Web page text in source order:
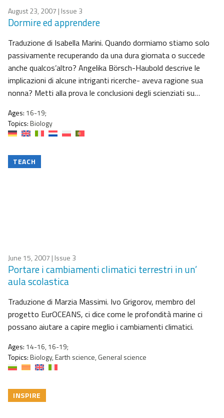
August 23, 2007 | Issue 3
Dormire ed apprendere
Traduzione di Isabella Marini. Quando dormiamo stiamo solo
passivamente recuperando da una dura giornata o succede
anche qualcos’altro? Angelika Börsch-Haubold descrive le
implicazioni di alcune intriganti ricerche- aveva ragione sua
nonna? Metti alla prova le conclusioni degli scienziati su…
Ages: 16-19;
Topics:Biology
TEACH
June 15, 2007 | Issue 3
Portare i cambiamenti climatici terrestri in un’
aula scolastica
Traduzione di Marzia Massimi. Ivo Grigorov, membro del
progetto EurOCEANS, ci dice come le profondità marine ci
possano aiutare a capire meglio i cambiamenti climatici.
Ages: 14-16, 16-19;
Topics:Biology, Earth science, General science
INSPIRE